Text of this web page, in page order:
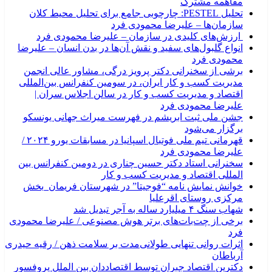
تحلیل PESTEL: چارچوبی جامع برای تحلیل محیط کلان
سازمان‌ها – علیرضا محمودی فرد
ارزش‌های کلیدی در سازمان – علیرضا محمودی فرد
انواع گلبول‌های سفید و نقش آن‌ها در بدن انسان – علیرضا
محمودی فرد
برشی از سخنرانی دکتر پرویز درگی، مشاور عالی انجمن
مدیریت کسب و کار ایران، در سومین کنفرانس بین‌المللی
اقتصاد و مدیریت کسب و کار در سالن اجلاس سران |
علیرضا محمودی فرد
جشن ملی ثبت ابریشم در فهرست میراث جهانی یونسکو
برگزار می‌شود
قهرمانی تیم ملی فوتبال اسپانیا در مسابقات یورو ۲۰۲۴ /
علیرضا محمودی فرد
سخنرانی استاد دکتر حسین چناری در دومین کنفرانس بین
المللی اقتصاد و مدیریت کسب و کار
خوانش نمایش نامه “فوجیتا” در شهرستان فریمان_بخش
مرکزی روستای اقرعلیا
شهاب سنگ ۴ میلیارد ساله به آجر تبدیل شد
برخی از چت‌بات‌های برتر هوش مصنوعی / علیرضا محمودی
فرد
اثرات روانی تنهایی طولانی‌مدت بر سلامت ذهن / رقیه حیدری
آرباطان
دکترین اقتصاد جبران توسط اقتصاددان بین الملل پروفسور